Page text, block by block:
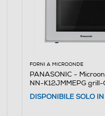
FORNI A MICROONDE
PANASONIC -
NN-K12JMMEPG grill-
DISPONIBILE SOLO